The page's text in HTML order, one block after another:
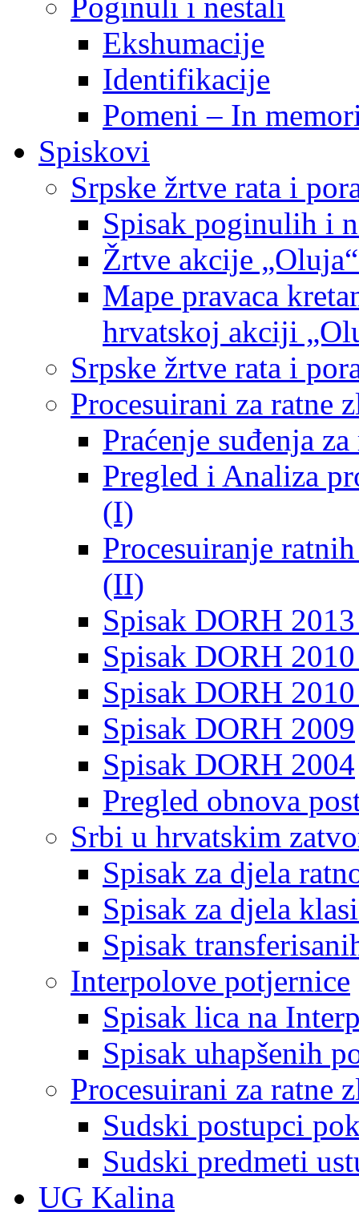
Ekshumacije
Identifikacije
Pomeni – In
Spiskovi
Srpske žrtve rata i
Spisak poginulih i
Žrtve akcije
Mape pravaca
hrvatskoj akciji
Srpske žrtve rata i
Procesuirani za ratne
Praćenje suđenja
Pregled i Analiza
(I)
Procesuiranje
(II)
Spisak DORH
Spisak DORH
Spisak DORH
Spisak DORH 2009
Spisak DORH 2004
Pregled obnova
Srbi u hrvatskim
Spisak za djela
Spisak za djela
Spisak
Interpolove potjernice
Spisak lica na
Spisak uhapšenih
Procesuirani za ratne
Sudski postupci
Sudski predmeti
UG Kalina